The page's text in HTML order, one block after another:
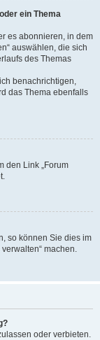
ein Thema
es abonnieren, in dem
auswählen, die sich
des Themas
benachrichtigen,
das Thema ebenfalls
den Link „Forum
so können Sie dies im
machen.
oder verbieten.